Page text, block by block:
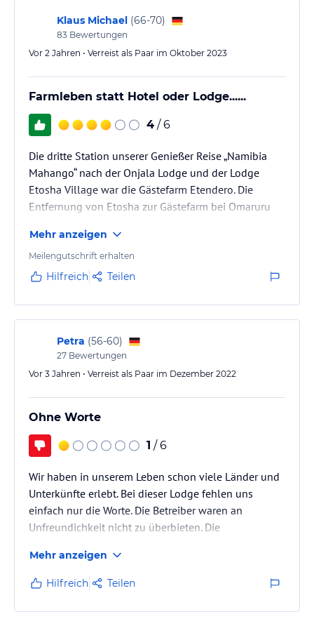
Klaus Michael (66-70)
83 Bewertungen
Vor 2 Jahren • Verreist als Paar im Oktober 2023
Farmleben statt Hotel oder Lodge......
4 / 6
Die dritte Station unserer Genießer Reise „Namibia
Mahango“ nach der Onjala Lodge und der Lodge
Etosha Village war die Gästefarm Etendero. Die
Entfernung von Etosha zur Gästefarm bei Omaruru
Die Farm zeigt das normale Farmleben und wird von
Regine und Horst in familiärer Atmosphäre geführt.
vergleichbar. Der Unterschied wird schnell bewußt,
weil es ein anderes Leben zeigt. Für uns war es eine
weitere Art Namibia kennenzulernen.
Die geräumigen…
Mehr anzeigen
Meilengutschrift erhalten
Hilfreich Teilen
Petra (56-60)
27 Bewertungen
Vor 3 Jahren • Verreist als Paar im Dezember 2022
Ohne Worte
1 / 6
Wir haben in unserem Leben schon viele Länder und
Unterkünfte erlebt. Bei dieser Lodge fehlen uns
einfach nur die Worte. Die Betreiber waren an
Unfreundichkeit nicht zu überbieten. Die
gar nicht im Einzelnen wiedergeben. Das Benehmen
gegenüber den Mitarbeitern war unerträglich und hat
uns an längst vergangene Zeiten erinnert. Wir können
den Reiseveranstaltern nur raten diese Unterkunft
Mehr anzeigen
Hilfreich Teilen